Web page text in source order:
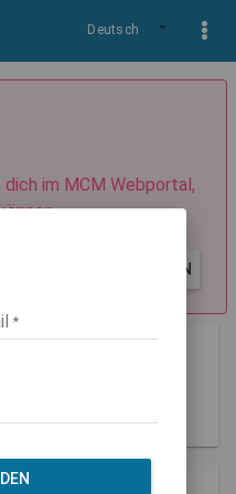
Deutsch
im MCM Webportal,
ANMELDEN